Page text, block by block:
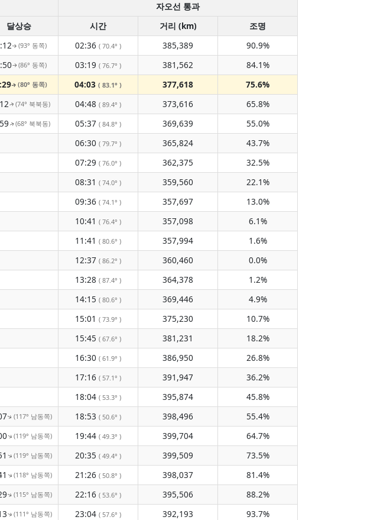
자오선 통과
달상승 시간 거리 (km)
조명
↑(93° 동쪽) 02:36 ( 70.4° ) 385,389
90.9%
↑(86° 동쪽) 03:19 ( 76.7° ) 381,562
84.1%
↑(80° 동쪽) 04:03 ( 83.1° ) 377,618
75.6%
↑(74° 북북동) 04:48 ( 89.4° ) 373,616
65.8%
↑(68° 북북동) 05:37 ( 84.8° ) 369,639
55.0%
06:30 ( 79.7° ) 365,824
43.7%
07:29 ( 76.0° ) 362,375
32.5%
08:31 ( 74.0° ) 359,560
22.1%
09:36 ( 74.1° ) 357,697
13.0%
10:41 ( 76.4° ) 357,098
6.1%
11:41 ( 80.6° ) 357,994
1.6%
12:37 ( 86.2° ) 360,460
0.0%
13:28 ( 87.4° ) 364,378
1.2%
14:15 ( 80.6° ) 369,446
4.9%
15:01 ( 73.9° ) 375,230
10.7%
15:45 ( 67.6° ) 381,231
18.2%
16:30 ( 61.9° ) 386,950
26.8%
17:16 ( 57.1° ) 391,947
36.2%
18:04 ( 53.3° ) 395,874
45.8%
↑(117° 남동쪽) 18:53 ( 50.6° ) 398,496
55.4%
↑(119° 남동쪽) 19:44 ( 49.3° ) 399,704
64.7%
↑(119° 남동쪽) 20:35 ( 49.4° ) 399,509
73.5%
↑(118° 남동쪽) 21:26 ( 50.8° ) 398,037
81.4%
↑(115° 남동쪽) 22:16 ( 53.6° ) 395,506
88.2%
↑(111° 남동쪽) 23:04 ( 57.6° ) 392,193
93.7%